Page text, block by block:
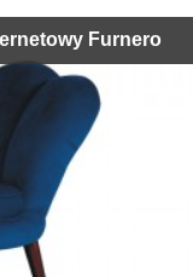
Furnero